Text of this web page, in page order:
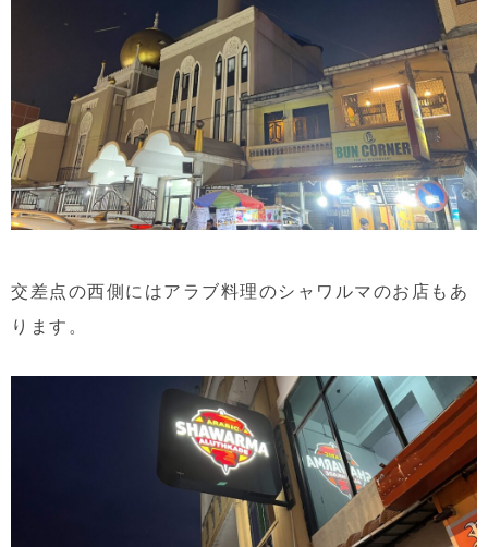
交差点の西側にはアラブ料理のシャワルマのお店もあ
ります。